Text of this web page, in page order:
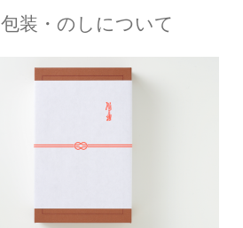
包装・のしについて